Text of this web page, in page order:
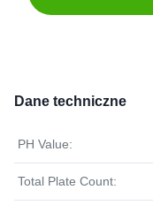
Dane techniczne
PH Value:
Total Plate Count: